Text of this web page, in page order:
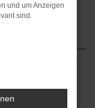
und um Anzeigen
sind.